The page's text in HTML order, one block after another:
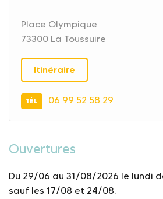
Place Olympique
73300 La Toussuire
Itinéraire
TÉL 06 99 52 58 29
Ouvertures
Du 29/06 au 31/08/2026 le lundi
sauf les 17/08 et 24/08.